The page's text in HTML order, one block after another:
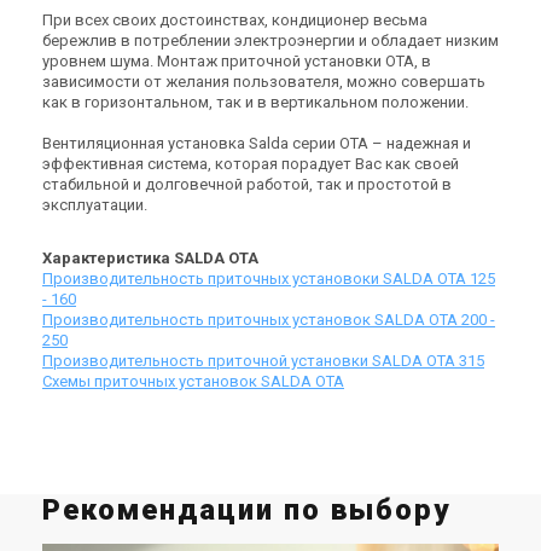
Литва
Приточная установка Salda
Цена
Цена по запросу
Купить
Литва
Приточная установка Salda
Цена
Цена по запросу
Снят с производства
Цена по запросу
Купить
При всех своих достоинствах, кондиционер весьма
бережлив в потреблении электроэнергии и обладает низким
уровнем шума. Монтаж приточной установки OTA, в
зависимости от желания пользователя, можно совершать
как в горизонтальном, так и в вертикальном положении.
Вентиляционная установка Salda серии OTA – надежная и
эффективная система, которая порадует Вас как своей
стабильной и долговечной работой, так и простотой в
эксплуатации.
Характеристика SALDA OTA
Производительность приточных установоки SALDA OTA 125
- 160
Производительность приточных установок SALDA OTA 200 -
250
Производительность приточной установки SALDA OTA 315
Схемы приточных установок SALDA OTA
Рекомендации по выбору